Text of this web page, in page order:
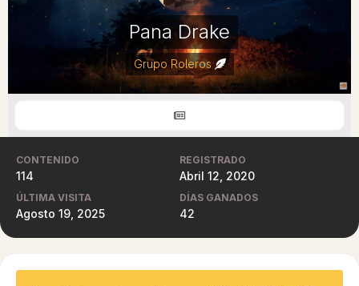
Pana Drake
Grupo Roleros
CONTENIDO
114
REGISTRADO
Abril 12, 2020
ÚLTIMA VISITA
Agosto 19, 2025
DÍAS GANADOS
42